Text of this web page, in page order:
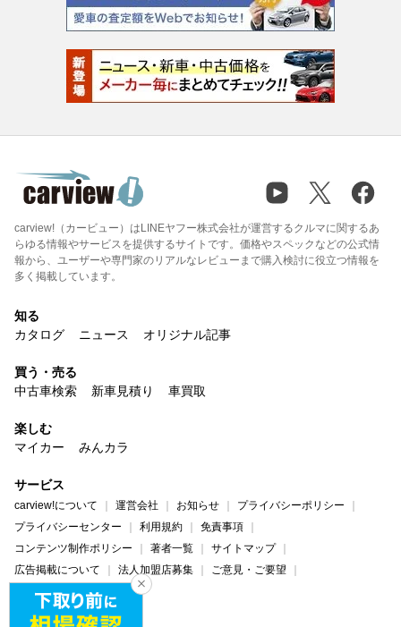
carview!（カービュー）はLINEヤフー株式会社が運営するクルマに関するあ
らゆる情報やサービスを提供するサイトです。価格やスペックなどの公式情
報から、ユーザーや専門家のリアルなレビューまで購入検討に役立つ情報を
多く掲載しています。
知る
カタログ
ニュース オリジナル記事
買う・売る
中古車検索
新車見積り 車買取
楽しむ
マイカー
みんカラ
サービス
carview!について 運営会社 お知らせ
プライバシーポリシー
プライバシーセンター
利用規約
免責事項
コンテンツ制作ポリシー
著者一覧
サイトマップ
広告掲載について
法人加盟店募集
ご意見・ご要望
ヘルプ・お問い合わせ